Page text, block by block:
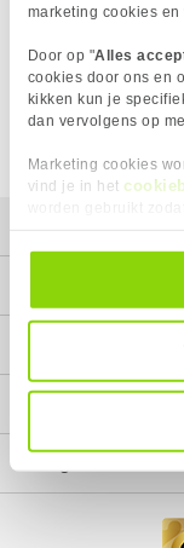
marketing cookies
Door op "Alles
cookies door ons en
kikken kun je
dan vervolgens op
Marketing cookies
vind je in het
alle cookies. Je kunt
door in de footer van
Het product dat je
Wij doen ons
mogelijk leverbaar
moment bij geen
We helpen je